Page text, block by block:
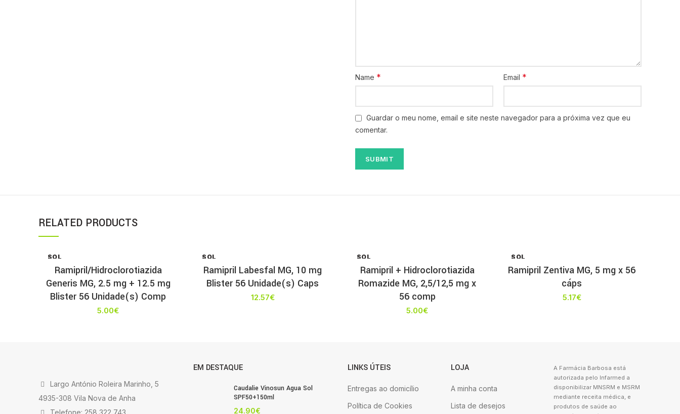
Name * Email *
Guardar o meu nome, email e site neste navegador para a próxima vez que eu
comentar.
RELATED PRODUCTS
SOL
T
Ramipril/Hidroclorotiazida
Generis MG, 2.5 mg + 12.5 mg
Blister 56 Unidade(s) Comp
5.00€
SOL
T
Ramipril Labesfal MG, 10 mg
Blister 56 Unidade(s) Caps
12.57€
SOL
T
Ramipril + Hidroclorotiazida
Romazide MG, 2,5/12,5 mg x
56 comp
5.00€
SOL
T
Ramipril Zentiva MG, 5 mg x 56
cáps
5.17€
Largo António Roleira Marinho, 5
4935-308 Vila Nova de Anha
Telefone: 258 322 743
EM DESTAQUE
Caudalie Vinosun Agua Sol
SPF50+150ml
24.90€
LINKS ÚTEIS
Entregas ao domicílio
Política de Cookies
LOJA
A minha conta
Lista de desejos
A Farmácia Barbosa está
autorizada pelo Infarmed a
disponibilizar MNSRM e MSRM
mediante receita médica, e
produtos de saúde ao